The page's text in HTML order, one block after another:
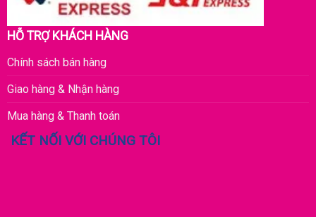
HỖ TRỢ KHÁCH HÀNG
Chính sách bán hàng
Giao hàng & Nhận hàng
Mua hàng & Thanh toán
KẾT NỐI VỚI CHÚNG TÔI